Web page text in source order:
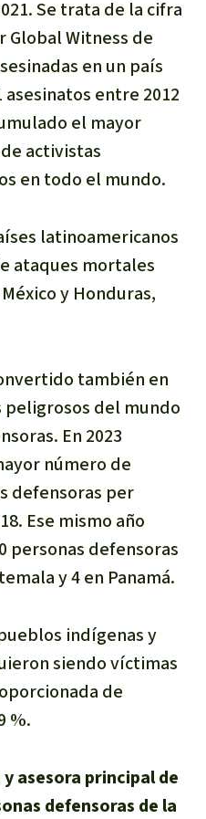
Se trata de la cifra
Global Witness de
en un país
asesinatos entre 2012
el mayor
activistas
en todo el mundo.
latinoamericanos
ataques mortales
y Honduras,
también en
peligrosos del mundo
En 2023
número de
defensoras per
Ese mismo año
personas defensoras
y 4 en Panamá.
indígenas y
siendo víctimas
de
%.
asesora principal de
defensoras de la